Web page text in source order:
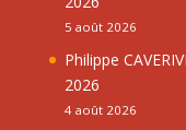
5 août 2026
Philippe
2026
4 août 2026